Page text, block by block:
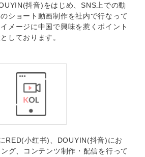
抖音)をはじめ、SNS上での動
ショート動画制作を社内で行なって
メージに中国で興味を惹くポイント
しております。
RED(小红书)、DOUYIN(抖音)にお
グ、コンテンツ制作・配信を行って